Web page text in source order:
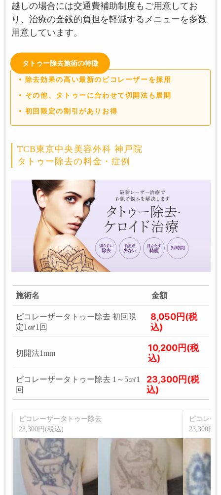
越しの場合には交通費補助制度もご用意してお
り、治療の金銭的負担を軽減するメニューを多数
用意しています。
タトゥー除去施術の特徴
除去効果の高い最新のピコレーザーを採用
その他、タトゥーに合わせて切開法も展開
初回限定の割引がありお得
TCB東京中央美容外科 神戸院
タトゥー除去の料金・症例
施術名 金額
ピコレーザータトゥー除去 初回限
定1㎠1回
8,050円(税
込)
切開法1mm
10,200円(税
込)
ピコレーザータトゥー除去 1～5㎠1
回
23,300円(税
込)
ピコレーザータトゥー除去
23,300円(税込)
ピコレー
23,300円(